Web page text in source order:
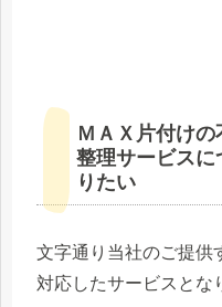
ＭＡＸ片付け
整理サービスに
りたい
文字通り当社のご提供
対応したサービスとな